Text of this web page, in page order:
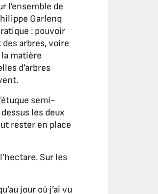
l’ensemble de
Garlenq
: pouvoir
arbres, voire
matière
d’arbres
semi-
les deux
rester en place
Sur les
jour où j’ai vu